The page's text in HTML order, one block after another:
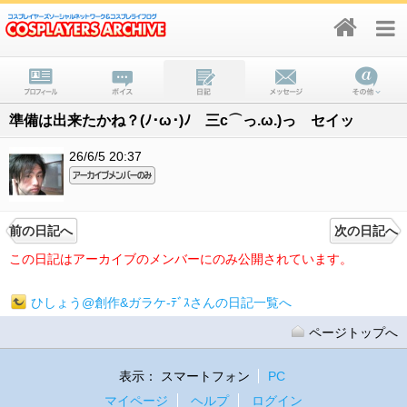
準備は出来たかね？(ﾉ･ω･)ﾉ 三c⌒っ.ω.)っ セイッ
26/6/5 20:37
前の日記へ
次の日記へ
この日記はアーカイブのメンバーにのみ公開されています。
ひしょう@創作&ガラケ-ﾃﾞｽさんの日記一覧へ
ページトップへ
表示： スマートフォン
PC
マイページ
ヘルプ ログイン